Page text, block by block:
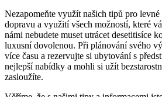
Nezapomeňte využít ⁢našich tipů pro
dopravu ⁤a využití všech možností, které
⁢námi ⁢nebudete muset utrácet desetitisíce
luxusní dovolenou. Při⁣ plánování svého⁢
více času a rezervujte si ubytování s
nejlepší ⁢nabídky a mohli si⁣ užít
zasloužíte.